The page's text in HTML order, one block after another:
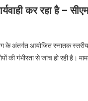
कर रहा है – सीएम
के अंतर्गत आयोजित स्नातक
की गंभीरता से जांच हो रही है।